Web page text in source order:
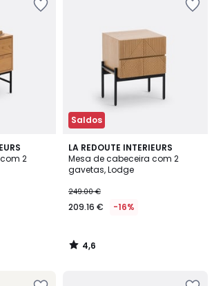
2
Saldos
LA REDOUTE INTERIEURS
Mesa de cabeceira com 2
gavetas, Lodge
249.00 €
209.16 € -16%
4,6
/ 5
4,6
/